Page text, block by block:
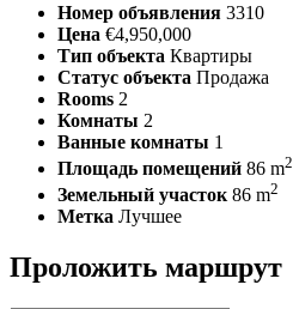
Номер объявления 3310
Цена €4,950,000
Тип объекта Квартиры
Статус объекта Продажа
Rooms 2
Комнаты 2
Ванные комнаты 1
Площадь помещений 86 m2
Земельный участок 86 m2
Метка Лучшее
Проложить маршрут